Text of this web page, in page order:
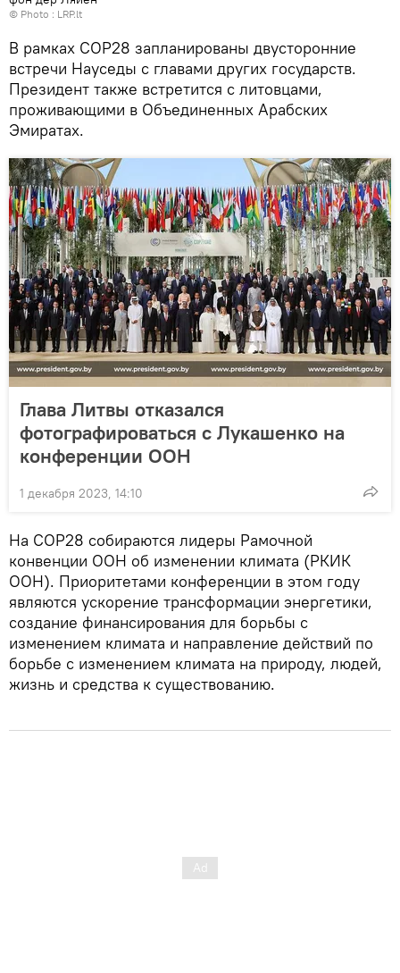
© Photo : LRP.lt
В рамках COP28 запланированы двусторонние
встречи Науседы с главами других государств.
Президент также встретится с литовцами,
проживающими в Объединенных Арабских
Эмиратах.
Глава Литвы отказался
фотографироваться с Лукашенко на
конференции ООН
1 декабря 2023, 14:10
На COP28 собираются лидеры Рамочной
конвенции ООН об изменении климата (РКИК
ООН). Приоритетами конференции в этом году
являются ускорение трансформации энергетики,
создание финансирования для борьбы с
изменением климата и направление действий по
борьбе с изменением климата на природу, людей,
жизнь и средства к существованию.